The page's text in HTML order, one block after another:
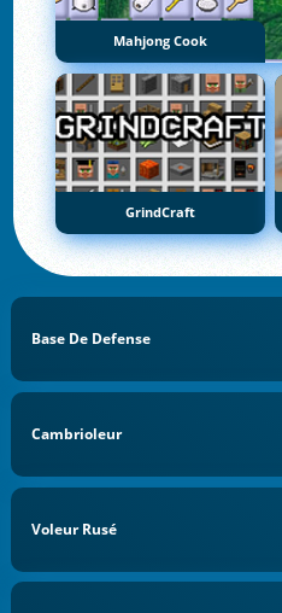
Mahjong Cook
GrindCraft
Base De Defense
Cambrioleur
Voleur Rusé